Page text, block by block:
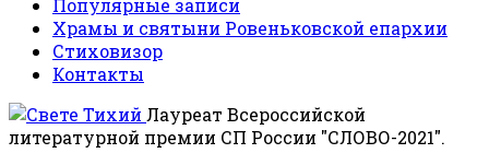
Популярные записи
Храмы и святыни Ровеньковской епархии
Стиховизор
Контакты
Лауреат Всероссийской
литературной премии СП России "СЛОВО-2021".